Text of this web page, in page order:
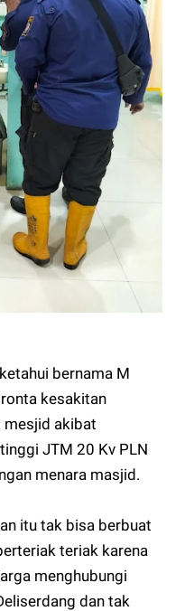
bernama M
kesakitan
mesjid akibat
JTM 20 Kv PLN
menara masjid.
itu tak bisa berbuat
teriak karena
menghubungi
dan tak